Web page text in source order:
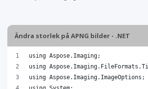
Ändra storlek på APNG bilder - .NET